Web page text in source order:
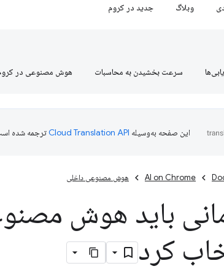
وبلاگ جدید در کروم
سرعت بخشیدن به محاسبات هوش مصنوعی در
این صفحه به‌وسیله ترجمه شده
AI on Chrome هوش مصنوعی داخلی
باید هوش
کرد